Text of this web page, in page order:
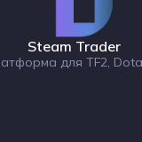
Steam Trader
для TF2,